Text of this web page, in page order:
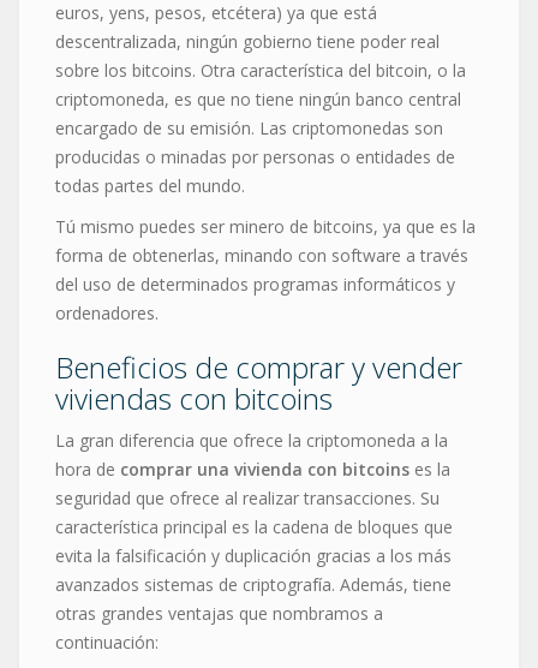
euros, yens, pesos, etcétera) ya que está
descentralizada, ningún gobierno tiene poder real
sobre los bitcoins. Otra característica del bitcoin, o la
criptomoneda, es que no tiene ningún banco central
encargado de su emisión. Las criptomonedas son
producidas o minadas por personas o entidades de
todas partes del mundo.
Tú mismo puedes ser minero de bitcoins, ya que es la
forma de obtenerlas, minando con software a través
del uso de determinados programas informáticos y
ordenadores.
Beneficios de comprar y vender
viviendas con bitcoins
La gran diferencia que ofrece la criptomoneda a la
hora de comprar una vivienda con bitcoins es la
seguridad que ofrece al realizar transacciones. Su
característica principal es la cadena de bloques que
evita la falsificación y duplicación gracias a los más
avanzados sistemas de criptografía. Además, tiene
otras grandes ventajas que nombramos a
continuación: